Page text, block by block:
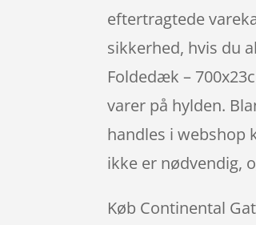
eftertragtede
sikkerhed, hvis du
Foldedæk –
varer på hylden.
handles i webshop
ikke er nødvendig,
Køb Continental